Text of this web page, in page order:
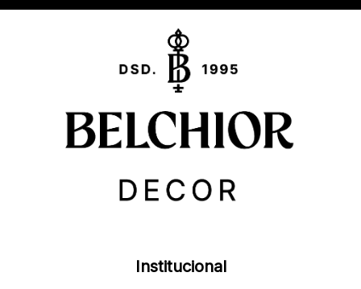
Institucional